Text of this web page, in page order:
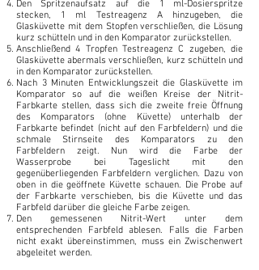
Den Spritzenaufsatz auf die 1 ml-Dosierspritze
stecken, 1 ml Testreagenz A hinzugeben, die
Glasküvette mit dem Stopfen verschließen, die Lösung
kurz schütteln und in den Komparator zurückstellen.
Anschließend 4 Tropfen Testreagenz C zugeben, die
Glasküvette abermals verschließen, kurz schütteln und
in den Komparator zurückstellen.
Nach 3 Minuten Entwicklungszeit die Glasküvette im
Komparator so auf die weißen Kreise der Nitrit-
Farbkarte stellen, dass sich die zweite freie Öffnung
des Komparators (ohne Küvette) unterhalb der
Farbkarte befindet (nicht auf den Farbfeldern) und die
schmale Stirnseite des Komparators zu den
Farbfeldern zeigt. Nun wird die Farbe der
Wasserprobe bei Tageslicht mit den
gegenüberliegenden Farbfeldern verglichen. Dazu von
oben in die geöffnete Küvette schauen. Die Probe auf
der Farbkarte verschieben, bis die Küvette und das
Farbfeld darüber die gleiche Farbe zeigen.
Den gemessenen Nitrit-Wert unter dem
entsprechenden Farbfeld ablesen. Falls die Farben
nicht exakt übereinstimmen, muss ein Zwischenwert
abgeleitet werden.